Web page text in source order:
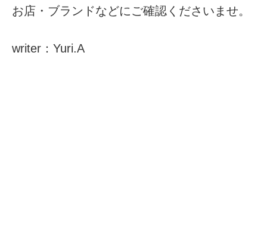
お店・ブランドなどにご確認くださいませ。
writer：Yuri.A